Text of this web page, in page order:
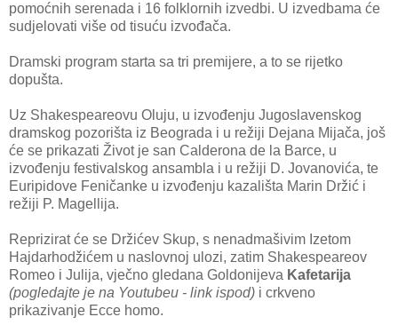
pomoćnih serenada i 16 folklornih izvedbi. U izvedbama će
sudjelovati više od tisuću izvođača.
Dramski program starta sa tri premijere, a to se rijetko
dopušta.
Uz Shakespeareovu Oluju, u izvođenju Jugoslavenskog
dramskog pozorišta iz Beograda i u režiji Dejana Mijača, još
će se prikazati Život je san Calderona de la Barce, u
izvođenju festivalskog ansambla i u režiji D. Jovanovića, te
Euripidove Feničanke u izvođenju kazališta Marin Držić i
režiji P. Magellija.
Reprizirat će se Držićev Skup, s nenadmašivim Izetom
Hajdarhodžićem u naslovnoj ulozi, zatim Shakespeareov
Romeo i Julija, vječno gledana Goldonijeva Kafetarija
(pogledajte je na Youtubeu - link ispod) i crkveno
prikazivanje Ecce homo.